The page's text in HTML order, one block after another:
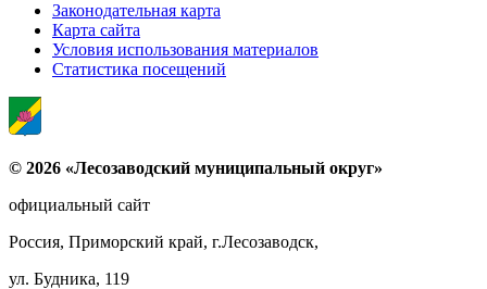
Законодательная карта
Карта сайта
Условия использования материалов
Статистика посещений
© 2026 «Лесозаводский муниципальный округ»
официальный сайт
Россия, Приморский край, г.Лесозаводск,
ул. Будника, 119